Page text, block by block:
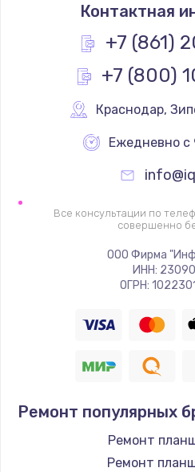
1795
Ремонт
1120
Замена
Ремонт
Контактная
+7 (861)
+7 (800)
Краснодар,
Ежедневно с
Все консультации по
совершенно
ООО Фирма
ИНН:
ОГРН:
Ремонт популярных
Ремонт
Ремонт